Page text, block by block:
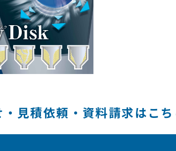
・見積依頼・資料請求はこち